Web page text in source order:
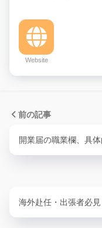
Website
前の記事
開業届の職業欄、具
海外赴任・出張者必